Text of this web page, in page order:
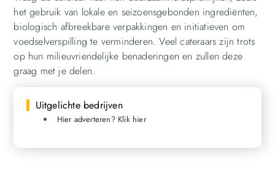
het gebruik van lokale en seizoensgebonden ingrediënten,
biologisch afbreekbare verpakkingen en initiatieven om
voedselverspilling te verminderen. Veel cateraars zijn trots
op hun milieuvriendelijke benaderingen en zullen deze
graag met je delen.
Uitgelichte bedrijven
Hier adverteren? Klik hier